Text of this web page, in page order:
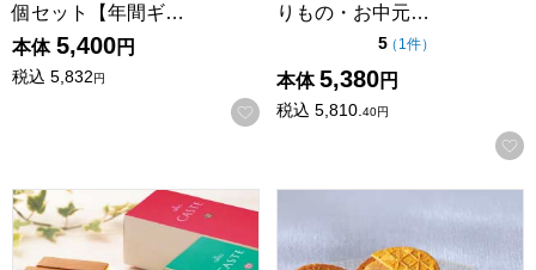
個セット【年間ギ…
本体 5,400円
税込 5,832円
お気に入りに登録する
りもの・お中元…
5点（5点満点中）
（ 1件の評価
）
本体 5,380円
税込 5,810. 40円
カステラ銀装 カステラデザート詰合せ【夏の贈りもの・お